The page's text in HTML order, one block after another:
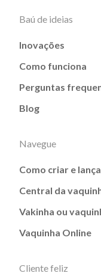
Baú de ideias
Inovações
Como funciona
Perguntas
Blog
Navegue
Como criar e
Central da
Vakinha ou
Vaquinha Online
Cliente feliz